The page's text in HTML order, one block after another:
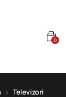
0
Televizori